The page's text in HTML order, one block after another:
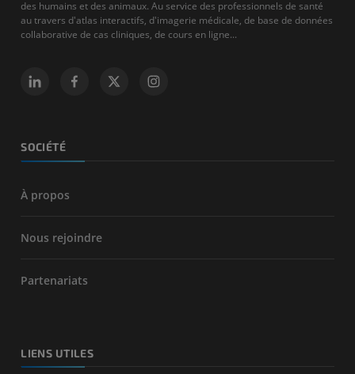
des humains et des animaux. Au service des professionnels de santé
au travers d'atlas interactifs, d'imagerie médicale, de base de données
collaborative de cas cliniques, de cours en ligne...
SOCIÉTÉ
À propos
Nous rejoindre
Partenariats
LIENS UTILES